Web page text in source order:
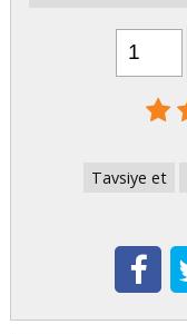
Tavsiye et